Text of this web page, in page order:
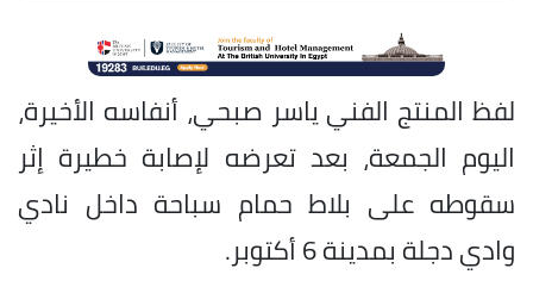
لفظ المنتج الفني ياسر صبحي، أنفاسه الأخيرة،
اليوم الجمعة، بعد تعرضه لإصابة خطيرة إثر
سقوطه على بلاط حمام سباحة داخل نادي
وادي دجلة بمدينة 6 أكتوبر.